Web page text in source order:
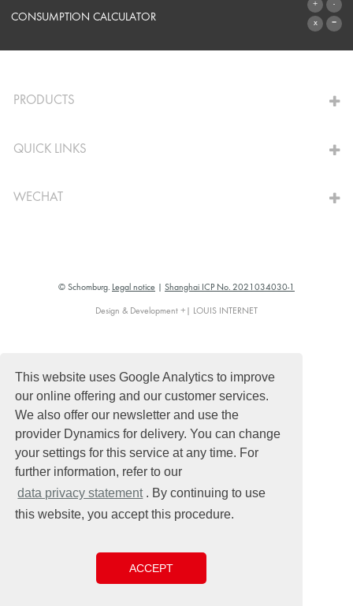
This website uses Google Analytics to improve
our online offering and our customer services.
We also offer our newsletter and use the
provider Dynamics for delivery. You can change
your settings for this service at any time. For
further information, refer to our
data privacy statement . By continuing to use
this website, you accept this procedure.
ACCEPT
SYSTEMS
CONSUMPTION CALCULATOR
PRODUCTS
QUICK LINKS
WECHAT
© Schomburg. Legal notice Shanghai ICP No. 2021034030-1
Design & Development +| LOUIS INTERNET